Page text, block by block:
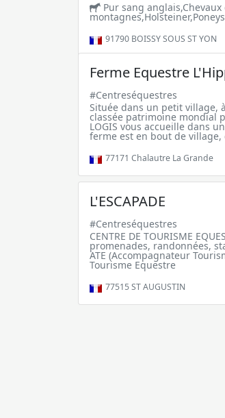
Pur sang anglais,Chevaux
91790 BOISSY SOUS ST YON
Ferme Equestre
#Centreséquestres
Située dans un petit village,
classée patrimoine mondial
LOGIS vous accueille dans
ferme est en bout de
77171 Chalautre La Grande
L'ESCAPADE
#Centreséquestres
CENTRE DE TOURISME
promenades, randonnées,
ATE (Accompagnateur
Tourisme Equestre
77515ST AUGUSTIN